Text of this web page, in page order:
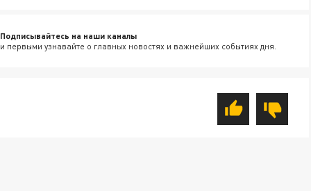
Подписывайтесь на наши каналы
и первыми узнавайте о главных новостях и важнейших событиях дня.